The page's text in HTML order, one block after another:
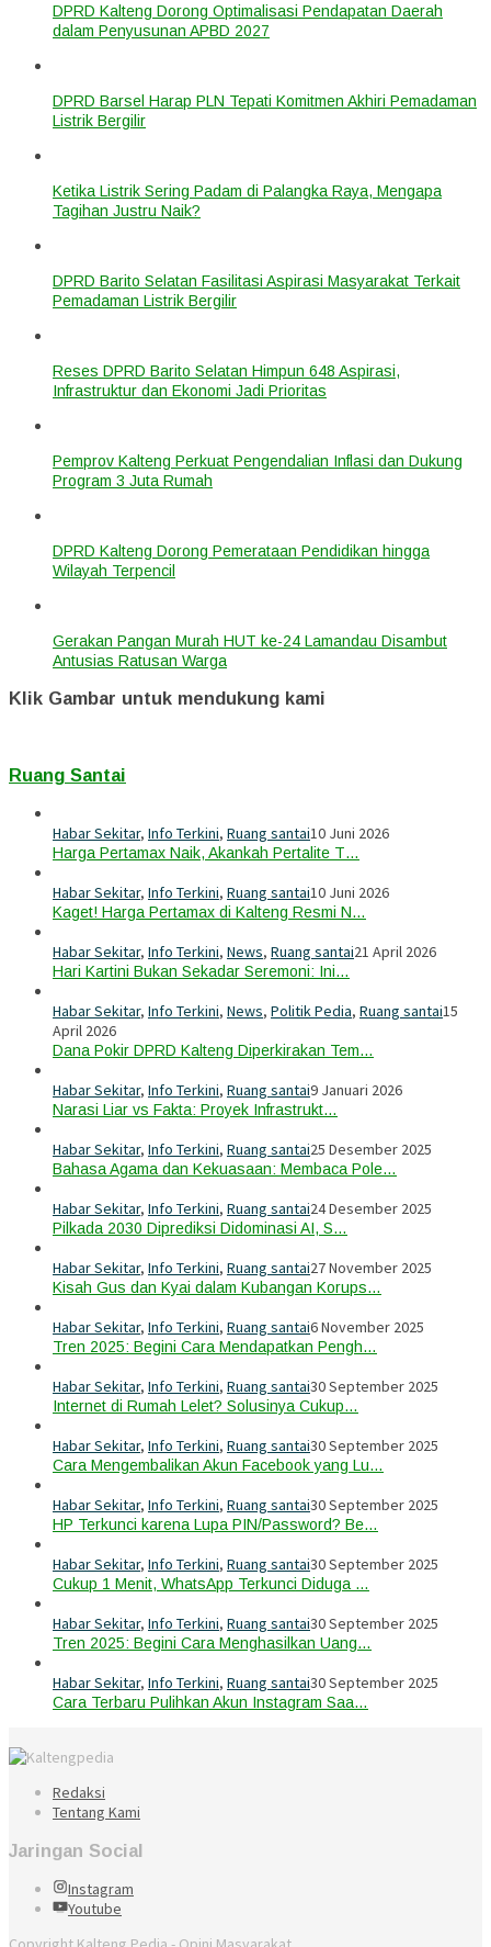
DPRD Kalteng Dorong Optimalisasi Pendapatan Daerah
dalam Penyusunan APBD 2027
DPRD Barsel Harap PLN Tepati Komitmen Akhiri Pemadaman
Listrik Bergilir
Ketika Listrik Sering Padam di Palangka Raya, Mengapa
Tagihan Justru Naik?
DPRD Barito Selatan Fasilitasi Aspirasi Masyarakat Terkait
Pemadaman Listrik Bergilir
Reses DPRD Barito Selatan Himpun 648 Aspirasi,
Infrastruktur dan Ekonomi Jadi Prioritas
Pemprov Kalteng Perkuat Pengendalian Inflasi dan Dukung
Program 3 Juta Rumah
DPRD Kalteng Dorong Pemerataan Pendidikan hingga
Wilayah Terpencil
Gerakan Pangan Murah HUT ke-24 Lamandau Disambut
Antusias Ratusan Warga
Klik Gambar untuk mendukung kami
Ruang Santai
Habar Sekitar, Info Terkini, Ruang santai10 Juni 2026
Harga Pertamax Naik, Akankah Pertalite T…
Habar Sekitar, Info Terkini, Ruang santai10 Juni 2026
Kaget! Harga Pertamax di Kalteng Resmi N…
Habar Sekitar, Info Terkini, News, Ruang santai21 April 2026
Hari Kartini Bukan Sekadar Seremoni: Ini…
Habar Sekitar, Info Terkini, News, Politik Pedia, Ruang santai15
April 2026
Dana Pokir DPRD Kalteng Diperkirakan Tem…
Habar Sekitar, Info Terkini, Ruang santai9 Januari 2026
Narasi Liar vs Fakta: Proyek Infrastrukt…
Habar Sekitar, Info Terkini, Ruang santai25 Desember 2025
Bahasa Agama dan Kekuasaan: Membaca Pole…
Habar Sekitar, Info Terkini, Ruang santai24 Desember 2025
Pilkada 2030 Diprediksi Didominasi AI, S…
Habar Sekitar, Info Terkini, Ruang santai27 November 2025
Kisah Gus dan Kyai dalam Kubangan Korups…
Habar Sekitar, Info Terkini, Ruang santai6 November 2025
Tren 2025: Begini Cara Mendapatkan Pengh…
Habar Sekitar, Info Terkini, Ruang santai30 September 2025
Internet di Rumah Lelet? Solusinya Cukup…
Habar Sekitar, Info Terkini, Ruang santai30 September 2025
Cara Mengembalikan Akun Facebook yang Lu…
Habar Sekitar, Info Terkini, Ruang santai30 September 2025
HP Terkunci karena Lupa PIN/Password? Be…
Habar Sekitar, Info Terkini, Ruang santai30 September 2025
Cukup 1 Menit, WhatsApp Terkunci Diduga …
Habar Sekitar, Info Terkini, Ruang santai30 September 2025
Tren 2025: Begini Cara Menghasilkan Uang…
Habar Sekitar, Info Terkini, Ruang santai30 September 2025
Cara Terbaru Pulihkan Akun Instagram Saa…
Redaksi
Tentang Kami
Jaringan Social
Instagram
Youtube